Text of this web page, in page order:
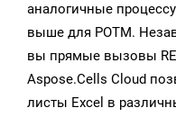
аналогичные
выше для POTM.
вы прямые вызовы
Aspose.Cells Cloud
листы Excel в